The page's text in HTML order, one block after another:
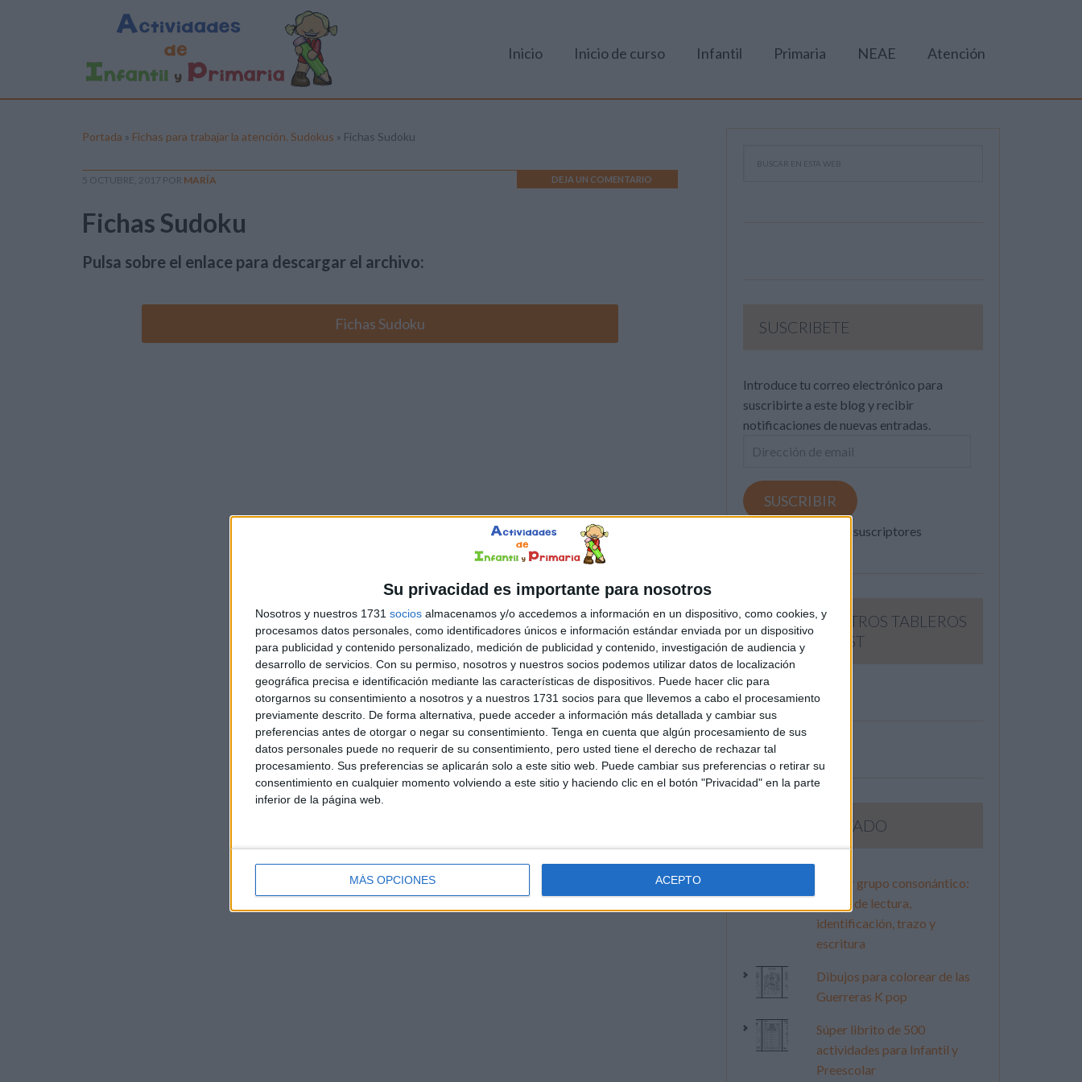
Su privacidad es importante para nosotros
Nosotros y nuestros 1731 socios almacenamos y/o accedemos a información en un dispositivo, como cookies, y
procesamos datos personales, como identificadores únicos e información estándar enviada por un dispositivo
para publicidad y contenido personalizado, medición de publicidad y contenido, investigación de audiencia y
desarrollo de servicios. Con su permiso, nosotros y nuestros socios podemos utilizar datos de localización
geográfica precisa e identificación mediante las características de dispositivos. Puede hacer clic para
otorgarnos su consentimiento a nosotros y a nuestros 1731 socios para que llevemos a cabo el procesamiento
previamente descrito. De forma alternativa, puede acceder a información más detallada y cambiar sus
preferencias antes de otorgar o negar su consentimiento. Tenga en cuenta que algún procesamiento de sus
datos personales puede no requerir de su consentimiento, pero usted tiene el derecho de rechazar tal
procesamiento. Sus preferencias se aplicarán solo a este sitio web. Puede cambiar sus preferencias o retirar su
consentimiento en cualquier momento volviendo a este sitio y haciendo clic en el botón "Privacidad" en la parte
inferior de la página web.
MÁS OPCIONES ACEPTO
Inicio Inicio de curso Infantil Primaria NEAE Atención
Portada » Fichas para trabajar la atención. Sudokus » Fichas Sudoku
5 OCTUBRE, 2017 POR MARÍA DEJA UN COMENTARIO
Fichas Sudoku
Pulsa sobre el enlace para descargar el archivo:
Fichas Sudoku SUSCRIBETE
Introduce tu correo electrónico para
suscribirte a este blog y recibir
notificaciones de nuevas entradas.
Dirección
email
SUSCRIBIR
Únete a otros 371K suscriptores
SIGUE NUESTROS TABLEROS
EN PINTEREST
LO MÁS VISITADO
Primer grupo consonántico:
Fichas de lectura,
identificación, trazo y
escritura
Dibujos para colorear de las
Guerreras K pop
Súper librito de 500
actividades para Infantil y
Preescolar